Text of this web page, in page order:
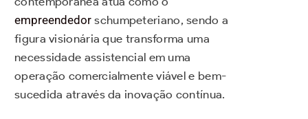
empreendedor schumpeteriano, sendo a
figura visionária que transforma uma
necessidade assistencial em uma
operação comercialmente viável e bem-
sucedida através da inovação contínua.